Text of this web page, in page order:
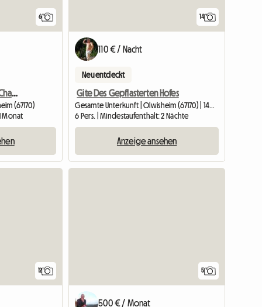
6
Maison En Colocation 4 Chambres
(67170)
Monat
14
110 € / Nacht
Neu entdeckt
Gite Des Gepflasterten Hofes
Gesamte Unterkunft | Olwisheim (67170) | 140 M2
6 Pers. | Mindestaufenthalt: 2 Nächte
Anzeige ansehen
12 5
500 € / Monat